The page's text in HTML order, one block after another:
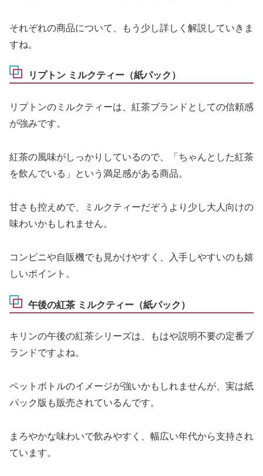
それぞれの商品について、もう少し詳しく解説していきま
すね。
リプトン ミルクティー（紙パック）
リプトンのミルクティーは、紅茶ブランドとしての信頼感
が強みです。
紅茶の風味がしっかりしているので、「ちゃんとした紅茶
を飲んでいる」という満足感がある商品。
甘さも控えめで、ミルクティーだぞうより少し大人向けの
味わいかもしれません。
コンビニや自販機でも見かけやすく、入手しやすいのも嬉
しいポイント。
午後の紅茶 ミルクティー（紙パック）
キリンの午後の紅茶シリーズは、もはや説明不要の定番ブ
ランドですよね。
ペットボトルのイメージが強いかもしれませんが、実は紙
パック版も販売されているんです。
まろやかな味わいで飲みやすく、幅広い年代から支持され
ています。